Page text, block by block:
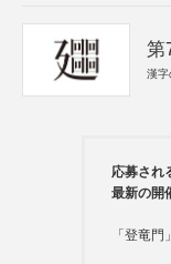
第
漢字
応募され
最新の開
「登竜門